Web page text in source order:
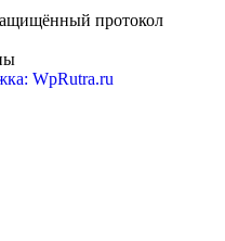
протокол
WpRutra.ru